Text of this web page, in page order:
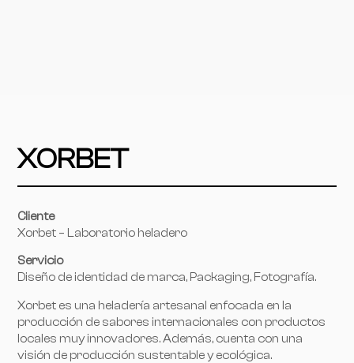
XORBET
Cliente
Xorbet – Laboratorio heladero
Servicio
Diseño de identidad de marca, Packaging, Fotografía.
Xorbet es una heladería artesanal enfocada en la
producción de sabores internacionales con productos
locales muy innovadores. Además, cuenta con una
visión de producción sustentable y ecológica.